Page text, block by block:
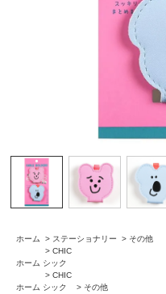
ホーム > ステーショナリー > その他
ホーム
> CHIC
シック
ホーム
> CHIC
シック
> その他